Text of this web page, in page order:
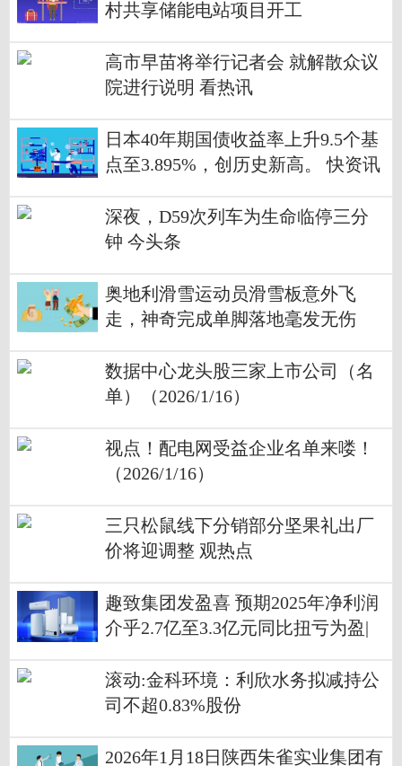
村共享储能电站项目开工
高市早苗将举行记者会 就解散众议
院进行说明 看热讯
日本40年期国债收益率上升9.5个基
点至3.895%，创历史新高。 快资讯
深夜，D59次列车为生命临停三分
钟 今头条
奥地利滑雪运动员滑雪板意外飞
走，神奇完成单脚落地毫发无伤
数据中心龙头股三家上市公司（名
单）（2026/1/16）
视点！配电网受益企业名单来喽！
（2026/1/16）
三只松鼠线下分销部分坚果礼出厂
价将迎调整 观热点
趣致集团发盈喜 预期2025年净利润
介乎2.7亿至3.3亿元同比扭亏为盈|
滚动:金科环境：利欣水务拟减持公
司不超0.83%股份
2026年1月18日陕西朱雀实业集团有